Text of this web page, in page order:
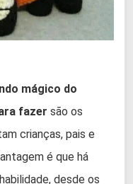
mágico do
fazer são os
crianças, pais e
é que há
desde os